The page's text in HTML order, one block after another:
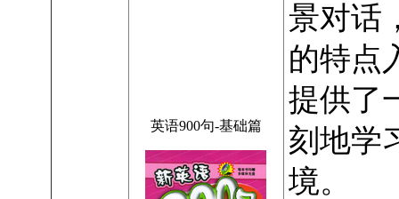
英语900句-基础篇
景对话
的特点
提供了
刻地学
境。